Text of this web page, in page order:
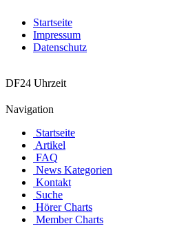
Startseite
Impressum
Datenschutz
DF24 Uhrzeit
Navigation
Startseite
Artikel
FAQ
News Kategorien
Kontakt
Suche
Hörer Charts
Member Charts